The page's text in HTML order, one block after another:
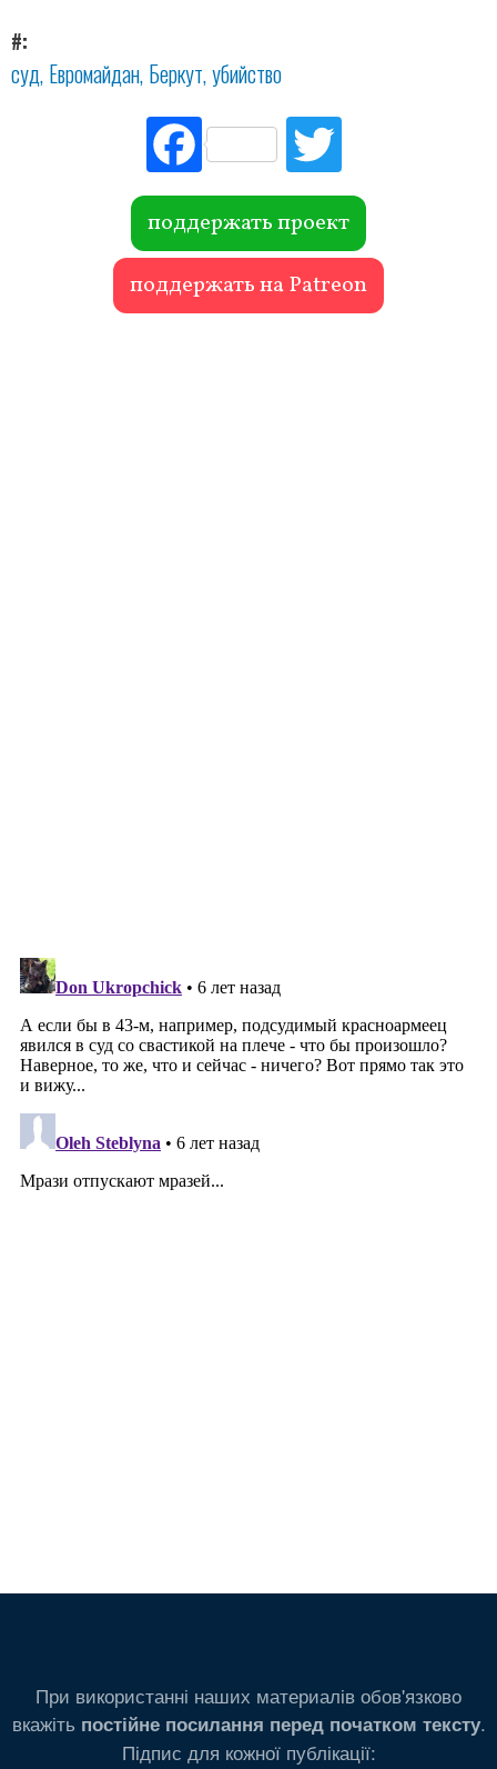
#
суд Евромайдан Беркут убийство
Fac
ebo
ok r
поддержать проект
поддержать на Patreon
При використанні наших материалів обов'язково
вкажіть постійне посилання перед початком тексту.
Підпис для кожної публікації: